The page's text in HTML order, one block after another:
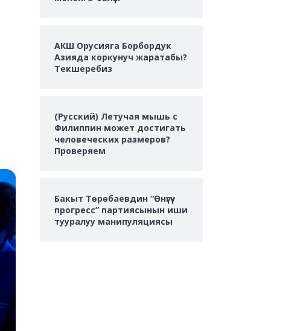
АКШ Орусияга Борбордук
Азияда коркунуч жаратабы?
Текшеребиз
(Русский) Летучая мышь с
Филиппин может достигать
человеческих размеров?
Проверяем
Бакыт Төрөбаевдин “Өнүгүү-
прогресс” партиясынын иши
тууралуу манипуляциясы